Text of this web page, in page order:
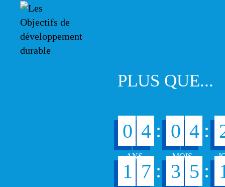
PLUS QUE...
0 4 : 0 4 :
1 7 : 3 5 :